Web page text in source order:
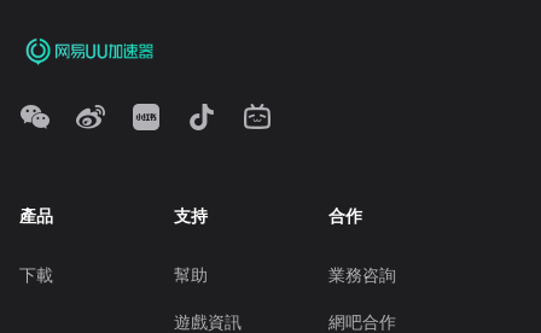
產品
下載
支持
幫助
遊戲資訊
合作
業務咨詢
網吧合作